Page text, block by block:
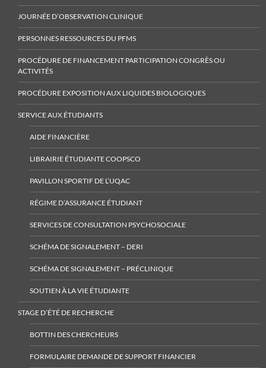
JOURNÉE D’OBSERVATION CLINIQUE
PERSONNES RESSOURCES DU PFMS
PROCÉDURE DE FINANCEMENT PARTICIPATION CONGRÈS OU
ACTIVITÉS
PROCÉDURE EXPOSITION AUX LIQUIDES BIOLOGIQUES
SERVICE AUX ÉTUDIANTS
AIDE FINANCIÈRE
LIBRAIRIE ÉTUDIANTE COOPSCO
PAVILLON SPORTIF DE L’UQAC
RÉGIME D’ASSURANCE ÉTUDIANT
SERVICES DE CONSULTATION PSYCHOSOCIALE
SCHÉMA DE SIGNALEMENT – DERI
SCHÉMA DE SIGNALEMENT – PRÉCLINIQUE
SOUTIEN À LA VIE ÉTUDIANTE
STAGE D’ÉTÉ DE RECHERCHE
BOTTIN DES CHERCHEURS
FORMULAIRE DEMANDE DE SUPPORT FINANCIER